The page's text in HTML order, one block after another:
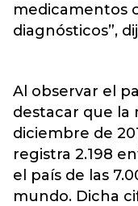
medicamentos
diagnósticos”,
Al observar el
destacar que la
diciembre de
registra 2.198
el país de las
mundo. Dicha